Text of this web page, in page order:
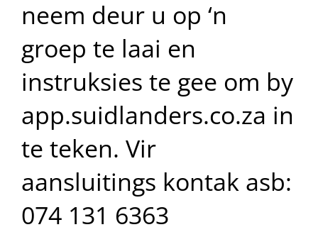
neem deur u op ‘n
groep te laai en
instruksies te gee om by
app.suidlanders.co.za in
te teken. Vir
aansluitings kontak asb:
074 131 6363